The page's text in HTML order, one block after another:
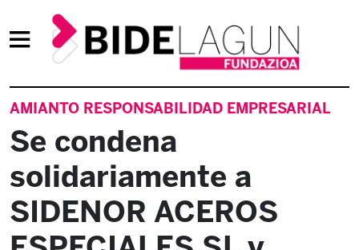
AMIANTO RESPONSABILIDAD EMPRESARIAL
Se condena
solidariamente a
SIDENOR ACEROS